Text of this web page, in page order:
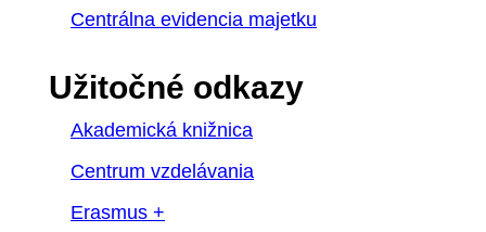
Centrálna evidencia majetku
Užitočné odkazy
Akademická knižnica
Centrum vzdelávania
Erasmus +